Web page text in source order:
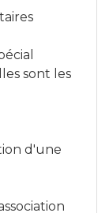
sont les
d'une